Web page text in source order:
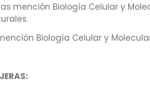
mención Biología Celular y
Biología Celular y